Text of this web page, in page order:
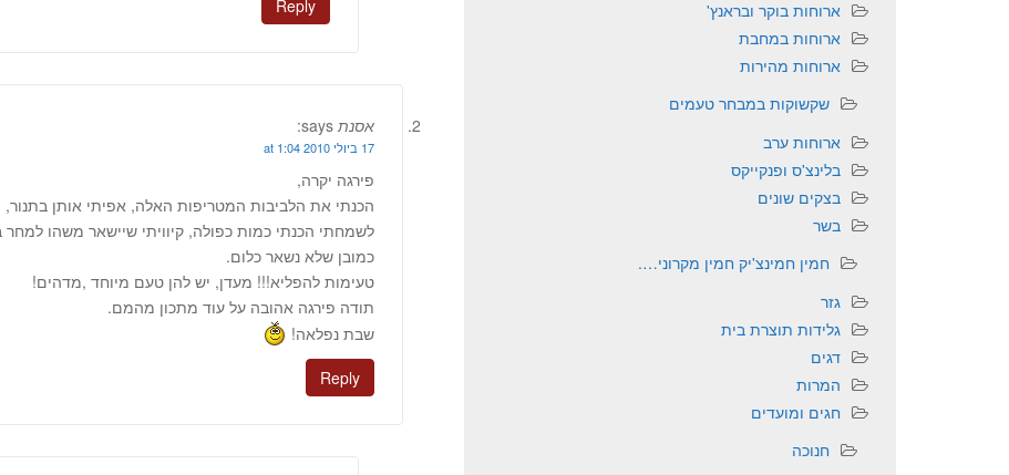
Reply
אסנת says:
17 ביולי 2010 at 1:04
פירגה יקרה,
הכנתי את הלביבות המטריפות האלה, אפיתי אותן בתנור,
לשמחתי הכנתי כמות כפולה, קיוויתי שיישאר משהו
כמובן שלא נשאר כלום.
טעימות להפליא!!! מעדן, יש להן טעם מיוחד ,מדהים!
תודה פירגה אהובה על עוד מתכון מהמם.
שבת נפלאה!
Reply
ארוחות בוקר ובראנץ'
ארוחות במחבת
ארוחות מהירות
שקשוקות במבחר טעמים
ארוחות ערב
בלינצ'ס ופנקייקס
בצקים שונים
בשר
חמין חמינצ'יק חמין מקרוני….
גזר
גלידות תוצרת בית
דגים
המרות
חגים ומועדים
חנוכה